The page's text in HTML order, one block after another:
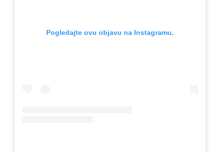
Pogledajte ovu objavu na Instagramu.